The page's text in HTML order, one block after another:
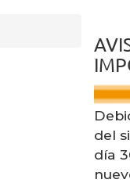
del
día